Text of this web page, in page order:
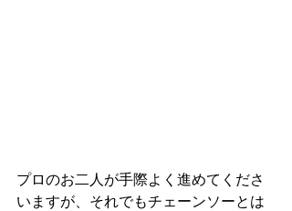
プロのお二人が手際よく進めてくださ
いますが、それでもチェーンソーとは